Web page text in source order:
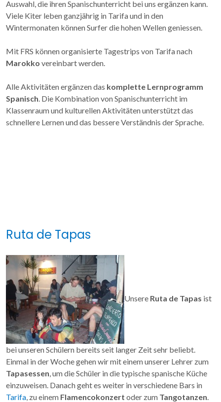
Auswahl, die ihren Spanischunterricht bei uns ergänzen kann.
Viele Kiter leben ganzjährig in Tarifa und in den
Wintermonaten können Surfer die hohen Wellen geniessen.
Mit FRS können organisierte Tagestrips von Tarifa nach
Marokko vereinbart werden.
Alle Aktivitäten ergänzen das komplette Lernprogramm
Spanisch. Die Kombination von Spanischunterricht im
Klassenraum und kulturellen Aktivitäten unterstützt das
schnellere Lernen und das bessere Verständnis der Sprache.
Ruta de Tapas
Unsere Ruta de Tapas ist
bei unseren Schülern bereits seit langer Zeit sehr beliebt.
Einmal in der Woche gehen wir mit einem unserer Lehrer zum
Tapasessen, um die Schüler in die typische spanische Küche
einzuweisen. Danach geht es weiter in verschiedene Bars in
Tarifa, zu einem Flamencokonzert oder zum Tangotanzen.